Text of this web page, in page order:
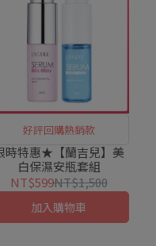
好評回購熱銷款
時特惠★【蘭吉兒】美
白保濕安瓶套組
NT$599NT$1,500
加入購物車